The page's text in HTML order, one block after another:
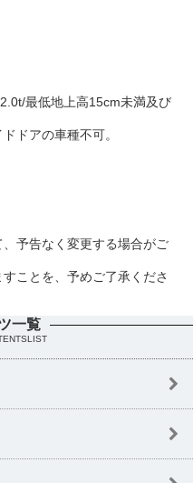
最低地上高15cm未満及び
ドアの車種不可。
予告なく変更する場合がご
ことを、予めご了承くださ
一覧